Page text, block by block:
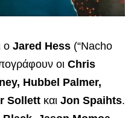
ο Jared Hess (“Nacho
οι Chris
Hubbel Palmer,
Sollett και Jon Spaihts.